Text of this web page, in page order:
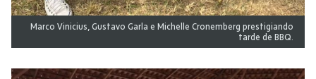
Marco Vinicius, Gustavo Garla e Michelle Cronemberg prestigiando
tarde de BBQ.